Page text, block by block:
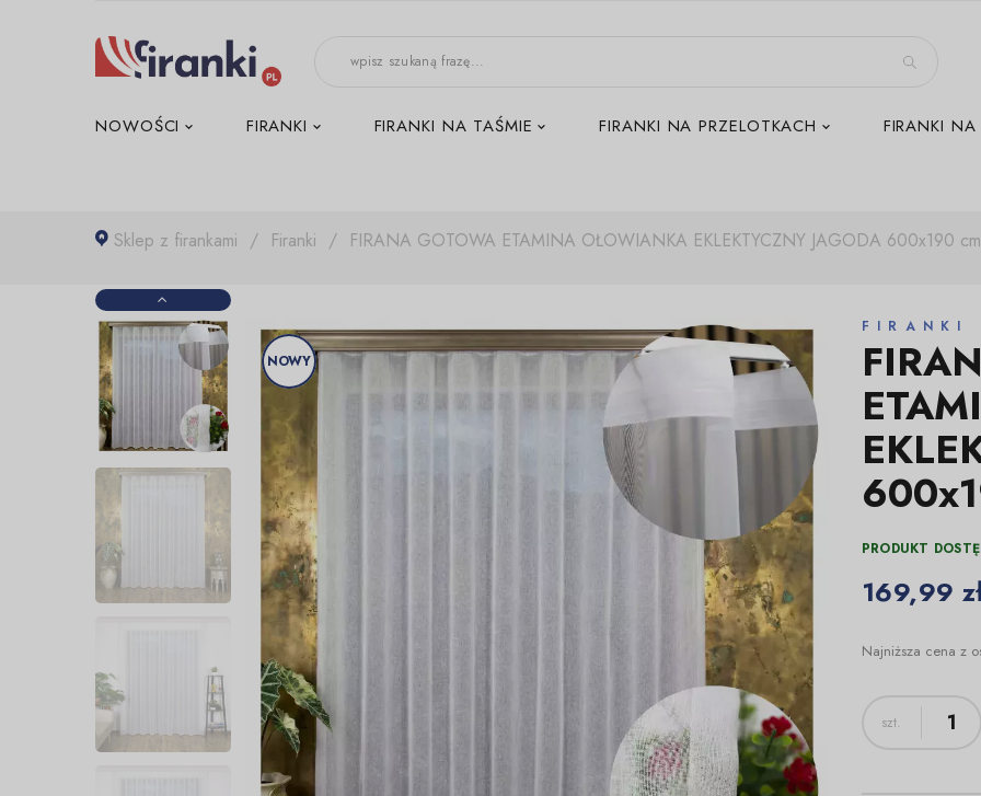
NOWOŚCI FIRANKI FIRANKI NA TAŚMIE FIRANKI NA PRZELOTKACH FIRANKI NA
Sklep z firankami Firanki FIRANA GOTOWA ETAMINA OŁOWIANKA EKLEKTYCZNY JAGODA 600x190
NOWY
FIRANKI
PRODUKT
169,99
Najniższa cena z